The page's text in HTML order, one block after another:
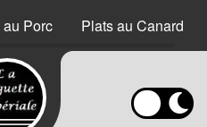
Porc Plats au Canard